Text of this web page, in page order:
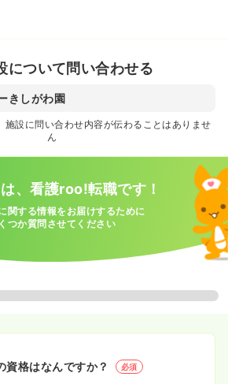
について問い合わせる
きしがわ園
設に問い合わせ内容が伝わることはありませ
ん
、看護roo!転職です！
関する情報をお届けするために
つか質問させてください
資格はなんですか？ 必須